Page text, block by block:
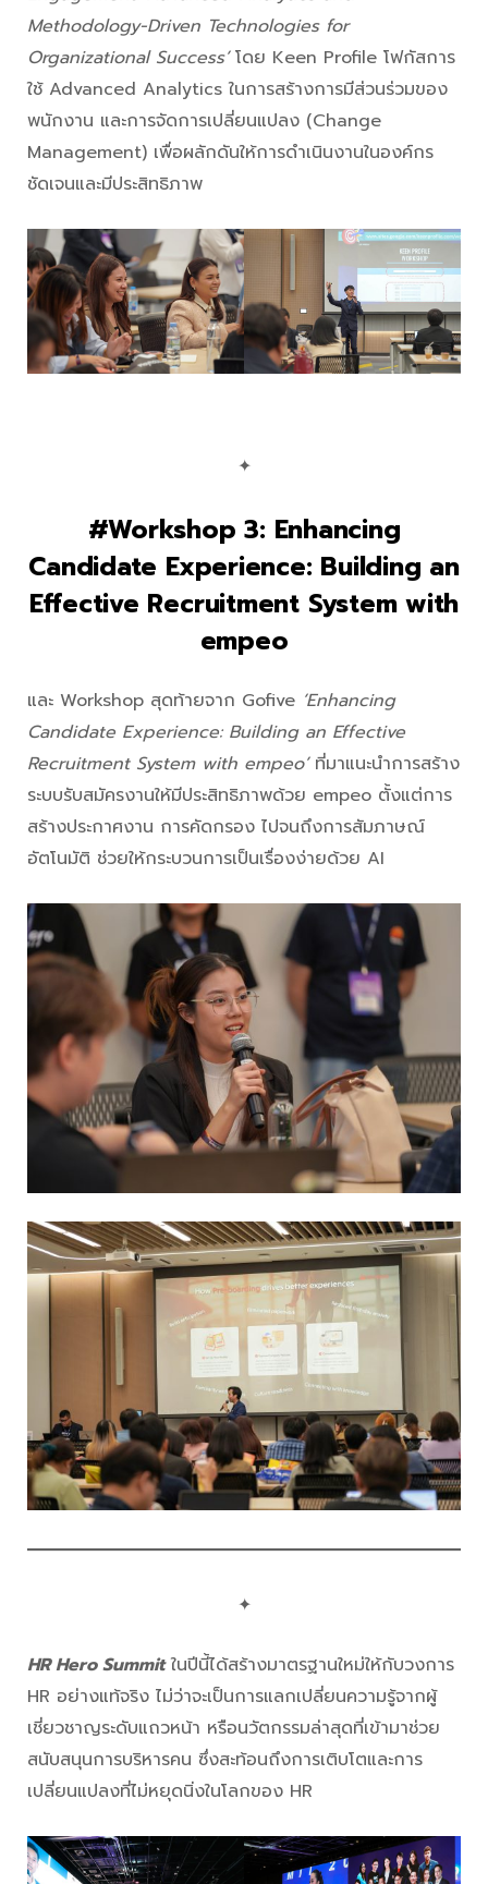
Methodology-Driven Technologies for
Organizational Success’โดย Keen Profile โฟกัสการ
ใช้ Advanced Analytics ในการสร้างการมีส่วนร่วมของ
พนักงาน และการจัดการเปลี่ยนแปลง (Change
Management) เพื่อผลักดันให้การดำเนินงานในองค์กร
ชัดเจนและมีประสิทธิภาพ
✦
#Workshop 3: Enhancing
Candidate Experience: Building an
Effective Recruitment System with
empeo
และ Workshop สุดท้ายจาก Gofive ‘Enhancing
Candidate Experience: Building an Effective
Recruitment System with empeo’ที่มาแนะนำการสร้าง
ระบบรับสมัครงานให้มีประสิทธิภาพด้วย empeo ตั้งแต่การ
สร้างประกาศงาน การคัดกรอง ไปจนถึงการสัมภาษณ์
อัตโนมัติ ช่วยให้กระบวนการเป็นเรื่องง่ายด้วย AI
✦
HR Hero Summitในปีนี้ได้สร้างมาตรฐานใหม่ให้กับวงการ
HR อย่างแท้จริง ไม่ว่าจะเป็นการแลกเปลี่ยนความรู้จากผู้
เชี่ยวชาญระดับแถวหน้า หรือนวัตกรรมล่าสุดที่เข้ามาช่วย
สนับสนุนการบริหารคน ซึ่งสะท้อนถึงการเติบโตและการ
เปลี่ยนแปลงที่ไม่หยุดนิ่งในโลกของ HR